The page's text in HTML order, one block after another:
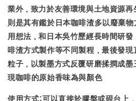
業外，致力於友善環境與土地資源
則是其有鑑於日本咖啡渣多以廢棄物
用想法，和日本吳竹歷經長時間研
啡渣方式製作等不同製程，最後發
粒子，以製墨方式反覆研磨揉撋成墨
現咖啡的原始香味為與顏色
使用方式:可以直接於膠盤或硯台上